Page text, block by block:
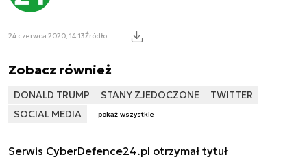
24 czerwca 2020, 14:13Źródło:
Zobacz również
DONALD TRUMP STANY ZJEDOCZONE
TWITTER
SOCIAL MEDIA
pokaż wszystkie
Serwis CyberDefence24.pl otrzymał tytuł